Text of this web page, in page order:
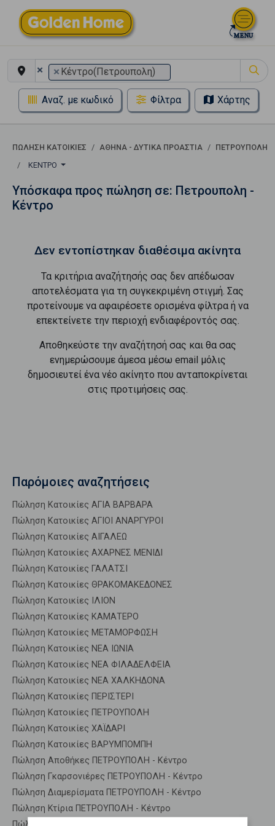
× × Κέντρο(Πετρουπολη)
Αναζ. με κωδικό Φίλτρα Χάρτης
ΠΏΛΗΣΗ ΚΑΤΟΙΚΊΕΣ ΑΘΗΝΑ - ΔΥΤΙΚΑ ΠΡΟΑΣΤΙΑ
ΠΕΤΡΟΥΠΟΛΗ
ΚΈΝΤΡΟ
Υπόσκαφα προς πώληση σε: Πετρουπολη -
Κέντρο
Δεν εντοπίστηκαν διαθέσιμα ακίνητα
Τα κριτήρια αναζήτησής σας δεν απέδωσαν
αποτελέσματα για τη συγκεκριμένη στιγμή. Σας
προτείνουμε να αφαιρέσετε ορισμένα φίλτρα ή να
επεκτείνετε την περιοχή ενδιαφέροντός σας.
Αποθηκεύστε την αναζήτησή σας και θα σας
ενημερώσουμε άμεσα μέσω email μόλις
δημοσιευτεί ένα νέο ακίνητο που ανταποκρίνεται
στις προτιμήσεις σας.
Παρόμοιες αναζητήσεις
Πώληση Κατοικίες ΑΓΙΑ ΒΑΡΒΑΡΑ
Πώληση Κατοικίες ΑΓΙΟΙ ΑΝΑΡΓΥΡΟΙ
Πώληση Κατοικίες ΑΙΓΑΛΕΩ
Πώληση Κατοικίες ΑΧΑΡΝΕΣ ΜΕΝΙΔΙ
Πώληση Κατοικίες ΓΑΛΑΤΣΙ
Πώληση Κατοικίες ΘΡΑΚΟΜΑΚΕΔΟΝΕΣ
Πώληση Κατοικίες ΙΛΙΟΝ
Πώληση Κατοικίες ΚΑΜΑΤΕΡΟ
Πώληση Κατοικίες ΜΕΤΑΜΟΡΦΩΣΗ
Πώληση Κατοικίες ΝΕΑ ΙΩΝΙΑ
Πώληση Κατοικίες ΝΕΑ ΦΙΛΑΔΕΛΦΕΙΑ
Πώληση Κατοικίες ΝΕΑ ΧΑΛΚΗΔΟΝΑ
Πώληση Κατοικίες ΠΕΡΙΣΤΕΡΙ
Πώληση Κατοικίες ΠΕΤΡΟΥΠΟΛΗ
Πώληση Κατοικίες ΧΑΪΔΑΡΙ
Πώληση Κατοικίες ΒΑΡΥΜΠΟΜΠΗ
Πώληση Αποθήκες ΠΕΤΡΟΥΠΟΛΗ - Κέντρο
Πώληση Γκαρσονιέρες ΠΕΤΡΟΥΠΟΛΗ - Κέντρο
Πώληση Διαμερίσματα ΠΕΤΡΟΥΠΟΛΗ - Κέντρο
Πώληση Κτίρια ΠΕΤΡΟΥΠΟΛΗ - Κέντρο